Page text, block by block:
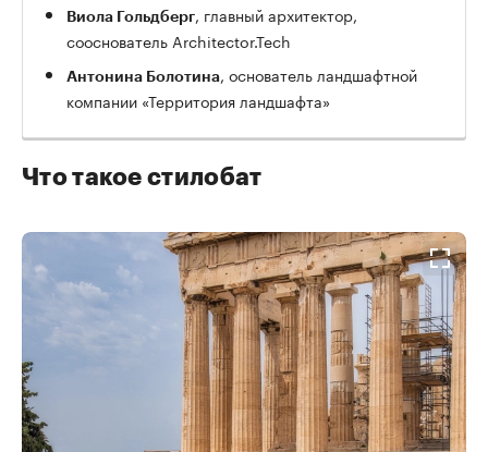
Виола Гольдберг, главный архитектор,
сооснователь Architector.Tech
Антонина Болотина, основатель ландшафтной
компании «Территория ландшафта»
Что такое стилобат